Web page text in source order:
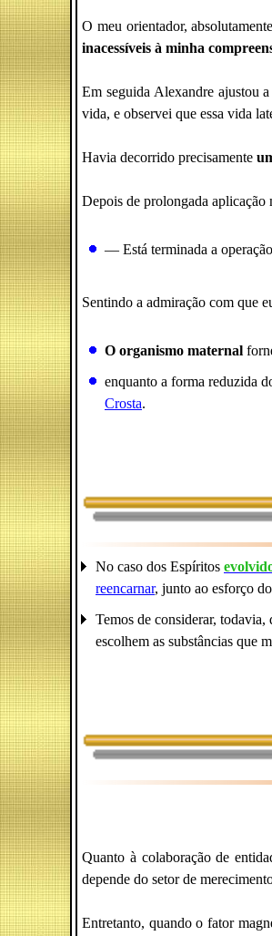
O meu orientador,
inacessíveis à minha
Em seguida Alexandre ajustou
vida, e observei que essa vida
Havia decorrido precisamente
Depois de prolongada aplicação
— Está terminada a
Sentindo a admiração com que
O organismo maternal
enquanto a forma reduzida
Crosta.
No caso dos Espíritos
reencarnar, junto ao esforço
Temos de considerar, todavia,
escolhem as substâncias que
Quanto à colaboração de
depende do setor de
Entretanto, quando o fator